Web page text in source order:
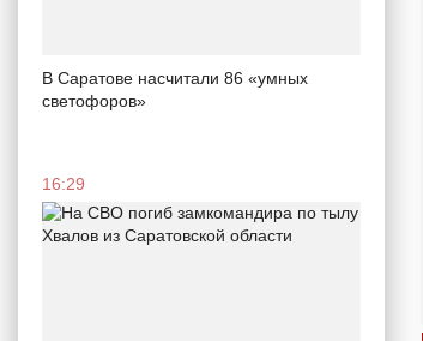
В Саратове насчитали 86 «умных
светофоров»
16:29